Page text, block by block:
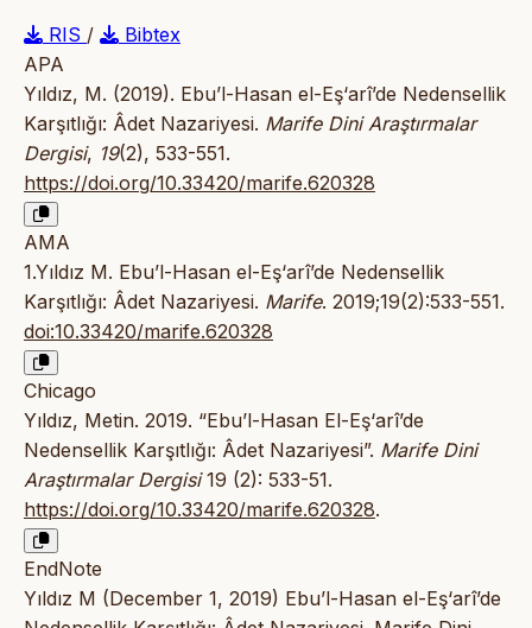
RIS /
Bibtex
APA
Yıldız, M. (2019). Ebu’l-Hasan el-Eş‘arî’de Nedensellik
Karşıtlığı: Âdet Nazariyesi. Marife Dini Araştırmalar
Dergisi, 19(2), 533-551.
https://doi.org/10.33420/marife.620328
AMA
1.Yıldız M. Ebu’l-Hasan el-Eş‘arî’de Nedensellik
Karşıtlığı: Âdet Nazariyesi. Marife. 2019;19(2):533-551.
doi:10.33420/marife.620328
Chicago
Yıldız, Metin. 2019. “Ebu’l-Hasan El-Eş‘arî’de
Nedensellik Karşıtlığı: Âdet Nazariyesi”. Marife Dini
Araştırmalar Dergisi19 (2): 533-51.
https://doi.org/10.33420/marife.620328.
EndNote
Yıldız M (December 1, 2019) Ebu’l-Hasan el-Eş‘arî’de